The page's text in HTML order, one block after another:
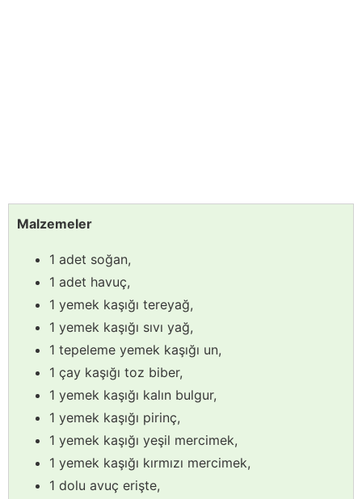
Malzemeler
1 adet soğan,
1 adet havuç,
1 yemek kaşığı tereyağ,
1 yemek kaşığı sıvı yağ,
1 tepeleme yemek kaşığı un,
1 çay kaşığı toz biber,
1 yemek kaşığı kalın bulgur,
1 yemek kaşığı pirinç,
1 yemek kaşığı yeşil mercimek,
1 yemek kaşığı kırmızı mercimek,
1 dolu avuç erişte,